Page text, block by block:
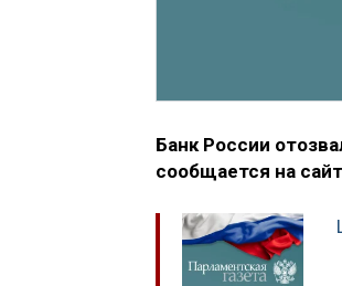
Банк России
сообщается на